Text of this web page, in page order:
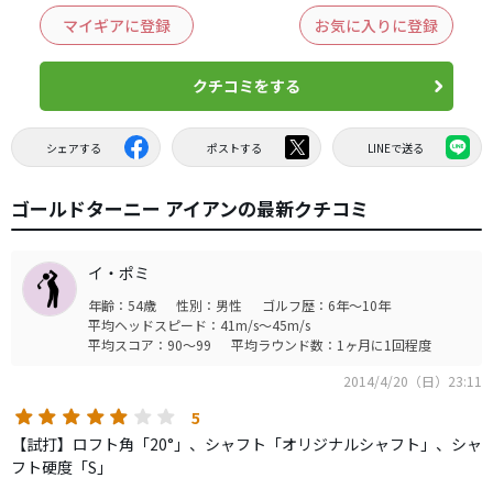
マイギアに登録 お気に入りに登録
クチコミをする
シェアする ポストする LINEで送る
ゴールドターニー アイアンの最新クチコミ
イ・ポミ
年齢：54歳 性別：男性
ゴルフ歴：6年～10年
平均ヘッドスピード：41m/s～45m/s
平均スコア：90～99
平均ラウンド数：1ヶ月に1回程度
2014/4/20（日）23:11
5
【試打】ロフト角「20°」、シャフト「オリジナルシャフト」、シャ
フト硬度「S」